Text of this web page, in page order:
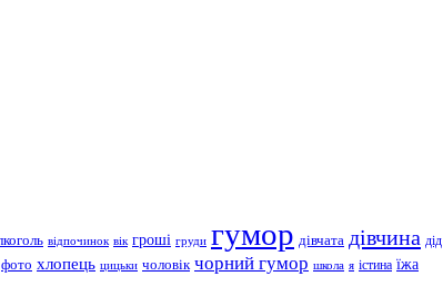
відпочинок вік гроші груди гумор дівчата дівчина дід
фото хлопець цицьки чоловік чорний гумор школа я істина їжа